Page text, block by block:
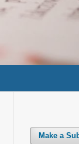
Make a